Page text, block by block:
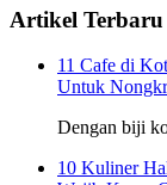
Artikel Terbaru
11 Cafe di
Untuk
Dengan biji
10 Kuliner